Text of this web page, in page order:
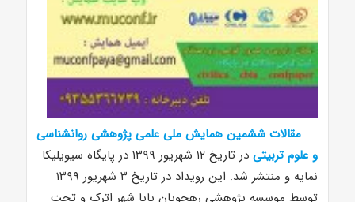
مقالات ششمین همایش ملی علمی پژوهشی روانشناسی
و علوم تربیتی
در تاریخ ۱۲ شهریور ۱۳۹۹ در پایگاه سیویلیکا
نمایه و منتشر شد. این رویداد در تاریخ ۳ شهریور ۱۳۹۹